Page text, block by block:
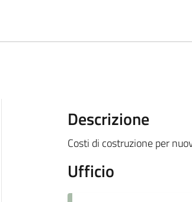
Descrizione
Costi di costruzione per
Ufficio